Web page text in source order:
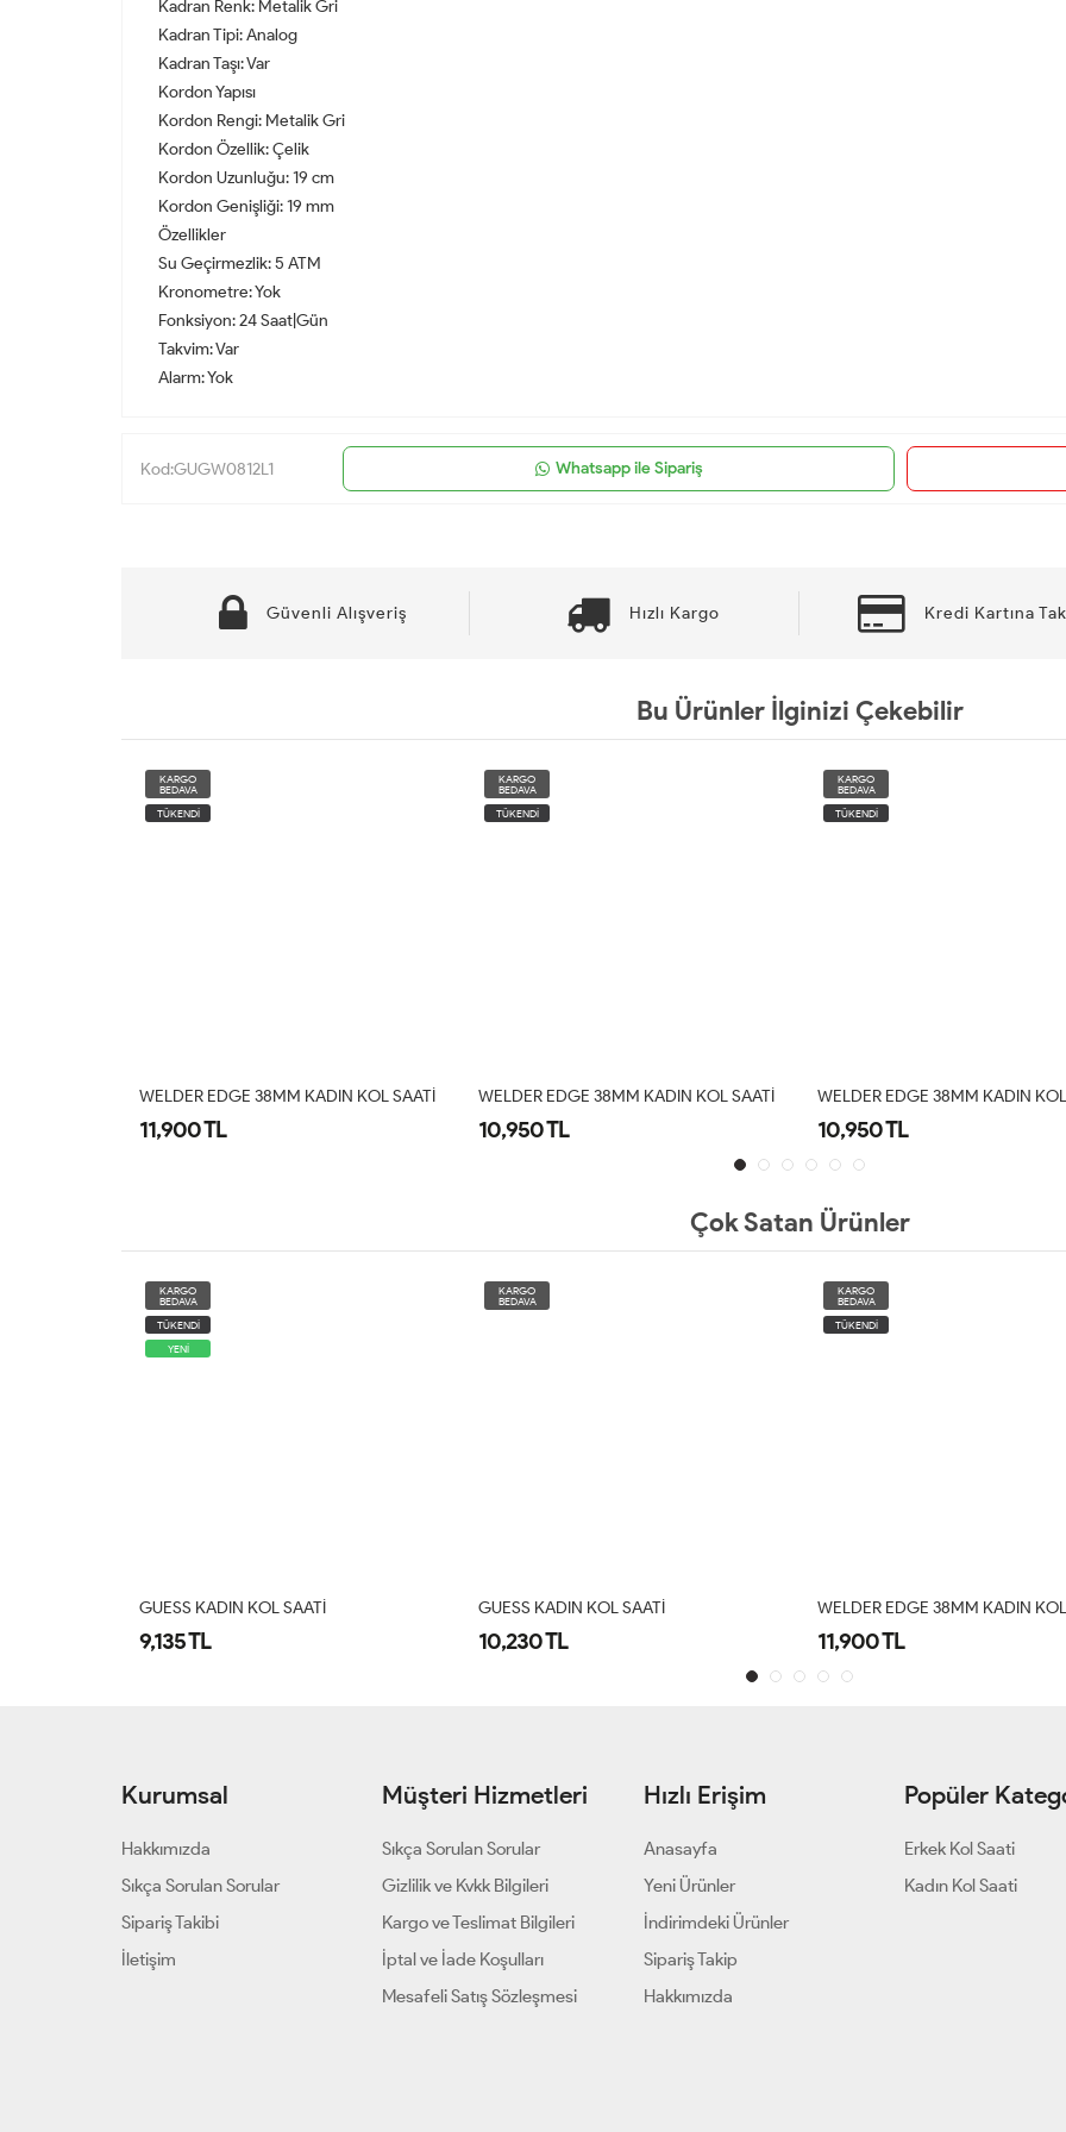
Kadran Renk: Metalik Gri
Kadran Tipi: Analog
Kadran Taşı: Var
Kordon Yapısı
Kordon Rengi: Metalik Gri
Kordon Özellik: Çelik
Kordon Uzunluğu: 19 cm
Kordon Genişliği: 19 mm
Özellikler
Su Geçirmezlik: 5 ATM
Kronometre: Yok
Fonksiyon: 24 Saat|Gün
Takvim: Var
Alarm: Yok
Kod:GUGW0812L1 Whatsapp ile Sipariş
Güvenli Alışveriş Hızlı Kargo Kredi Kartına
Bu Ürünler İlginizi Çekebilir
KARGO
BEDAVA
TÜKENDİ
WELDER EDGE 38MM KADIN KOL SAATI
10,950 TL
KARGO
BEDAVA
TÜKENDİ
WELDER EDGE 38MM KADIN KOL SAATI
10,950 TL
KARGO
BEDAVA
TÜKENDİ
WELDER EDGE 38MM KADIN
8,690 TL
Çok Satan Ürünler
KARGO
BEDAVA
GUESS KADIN KOL SAATI
10,230 TL
KARGO
BEDAVA
WELDER EDGE 38MM KADIN KOL SAATI
11,900 TL
KARGO
BEDAVA
WELDER SNAKE KOL SAATİ
9,500 TL
Kurumsal
Hakkımızda
Sıkça Sorulan Sorular
Sipariş Takibi
İletişim
Müşteri Hizmetleri
Sıkça Sorulan Sorular
Gizlilik ve Kvkk Bilgileri
Kargo ve Teslimat Bilgileri
İptal ve İade Koşulları
Mesafeli Satış Sözleşmesi
Hızlı Erişim
Anasayfa
Yeni Ürünler
İndirimdeki Ürünler
Sipariş Takip
Hakkımızda
Popüler
Erkek Kol Saati
Kadın Kol Saati